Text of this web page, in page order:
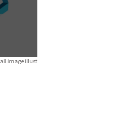
all image illust